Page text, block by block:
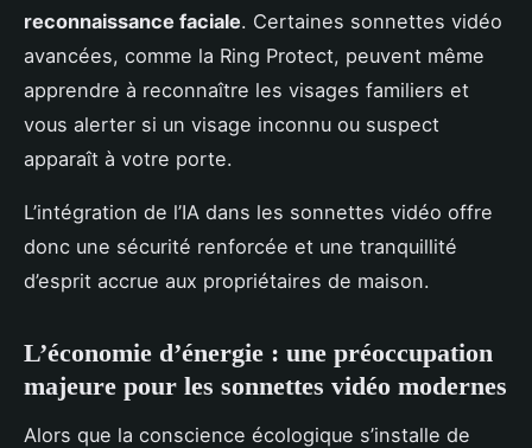
reconnaissance faciale. Certaines sonnettes vidéo
avancées, comme la Ring Protect, peuvent même
apprendre à reconnaître les visages familiers et
vous alerter si un visage inconnu ou suspect
apparaît à votre porte.
L’intégration de l’IA dans les sonnettes vidéo offre
donc une sécurité renforcée et une tranquillité
d’esprit accrue aux propriétaires de maison.
L’économie d’énergie : une préoccupation
majeure pour les sonnettes vidéo modernes
Alors que la conscience écologique s’installe de